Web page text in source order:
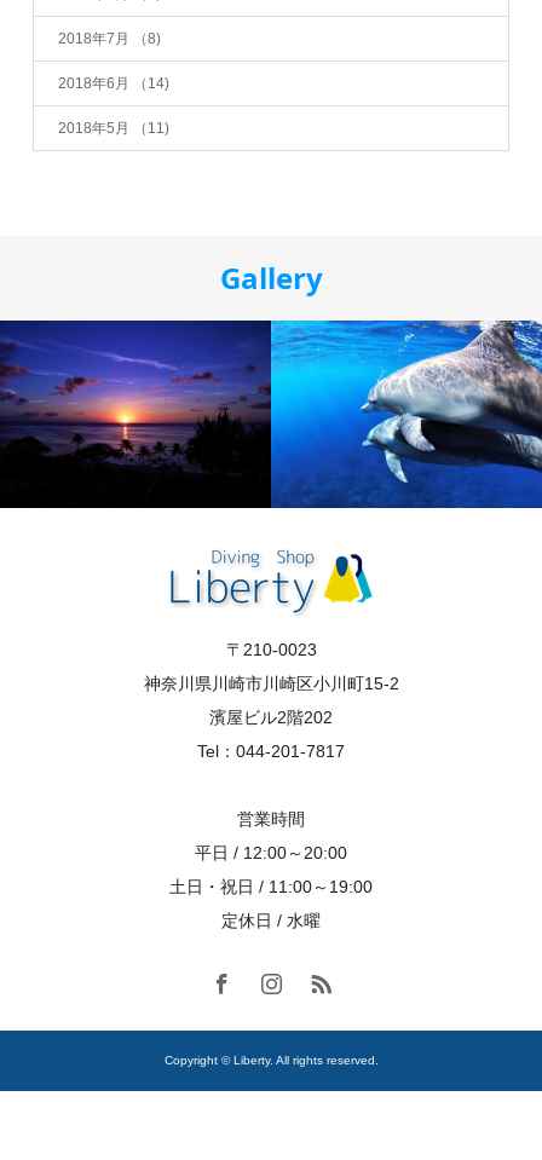
2018年7月 （8)
2018年6月 （14)
2018年5月 （11)
Gallery
〒210-0023
神奈川県川崎市川崎区小川町15-2
濱屋ビル2階202
Tel：044-201-7817
営業時間
平日 / 12:00～20:00
土日・祝日 / 11:00～19:00
定休日 / 水曜
Copyright © Liberty. All rights reserved.